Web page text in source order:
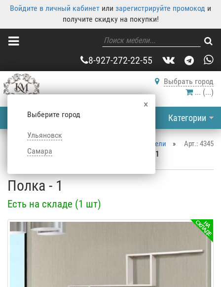
Войдите в личный кабинет или зарегистрируйте промокод и
получите скидку на покупки!
8-927-272-22-55
Выбрать город
×
Выберите город
Ульяновск
Самара
... (...)
Категории
Арт.: 4345
Каталог корпусной мебели
»
Стеллажи
» Полка - 1
Полка - 1
Есть на складе (1 шт)